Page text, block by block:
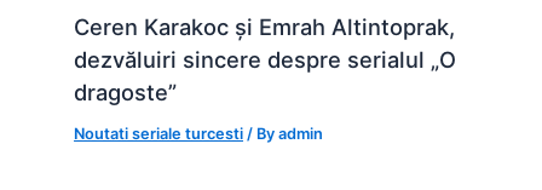
Ceren Karakoc și Emrah Altintoprak,
dezvăluiri sincere despre serialul „O
dragoste”
Noutati seriale turcesti / Byadmin